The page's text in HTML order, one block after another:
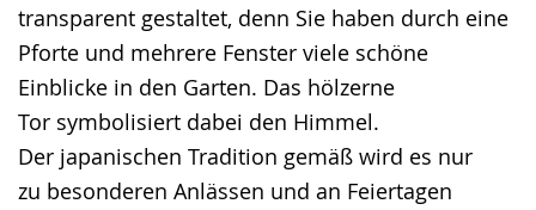
transparent gestaltet, denn Sie haben durch eine
Pforte und mehrere Fenster viele schöne
Einblicke in den Garten. Das hölzerne
Tor symbolisiert dabei den Himmel.
Der japanischen Tradition gemäß wird es nur
zu besonderen Anlässen und an Feiertagen